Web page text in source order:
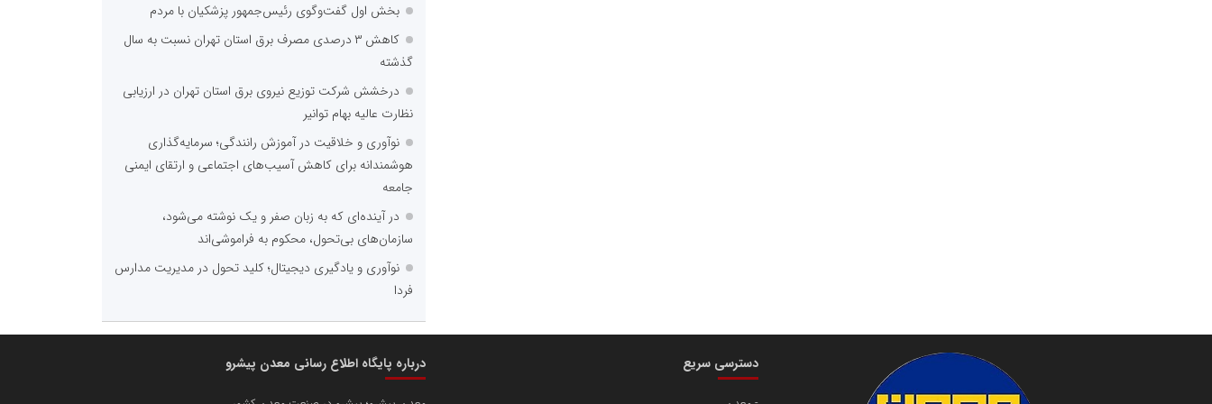
بخش اول گفت‌وگوی رئیس‌جمهور پزشکیان با مردم
کاهش ۳ درصدی مصرف برق استان تهران نسبت به سال
گذشته
درخشش شرکت توزیع نیروی برق استان تهران در ارزیابی
نظارت عالیه بهام توانیر
نوآوری و خلاقیت در آموزش رانندگی؛ سرمایه‌گذاری
هوشمندانه برای کاهش آسیب‌های اجتماعی و ارتقای ایمنی
جامعه
در آینده‌ای که به زبان صفر و یک نوشته می‌شود،
سازمان‌های بی‌تحول، محکوم به فراموشی‌اند
نوآوری و یادگیری دیجیتال؛ کلید تحول در مدیریت مدارس
فردا
دسترسی سریع درباره پایگاه اطلاع رسانی معدن پیشرو